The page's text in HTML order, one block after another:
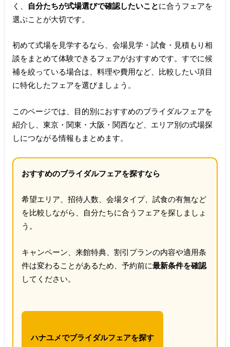
く、
自分たちが式場選びで確認したいことに合うフェアを
選ぶことが大切です。
初めて式場を見学するなら、会場見学・試食・見積もり相
談をまとめて体験できるフェアがおすすめです。すでに候
補を絞っている場合は、料理や費用など、比較したい項目
に特化したフェアを選びましょう。
このページでは、目的別におすすめのブライダルフェアを
紹介し、東京・関東・大阪・関西など、エリア別の式場探
しにつながる情報もまとめます。
おすすめのブライダルフェアを探すなら
希望エリア、招待人数、会場タイプ、試食の有無など
を比較しながら、自分たちに合うフェアを探しましょ
う。
キャンペーン、来館特典、割引プランの内容や適用条
件は変わることがあるため、予約前に最新条件を確認
してください。
ハナユメでブライダルフェアを探す